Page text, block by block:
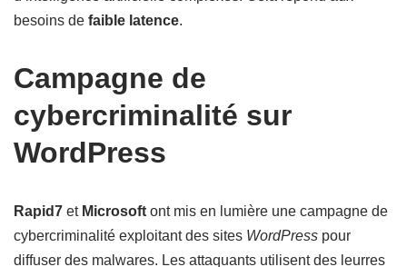
besoins de faible latence.
Campagne de
cybercriminalité sur
WordPress
Rapid7 et Microsoft ont mis en lumière une campagne de
cybercriminalité exploitant des sites WordPress pour
diffuser des malwares. Les attaquants utilisent des leurres